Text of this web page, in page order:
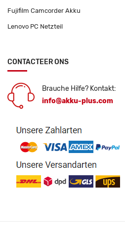
Fujifilm Camcorder Akku
Lenovo PC Netzteil
CONTACTEER ONS
Brauche Hilfe? Kontakt:
info@akku-plus.com